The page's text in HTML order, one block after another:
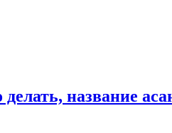
название